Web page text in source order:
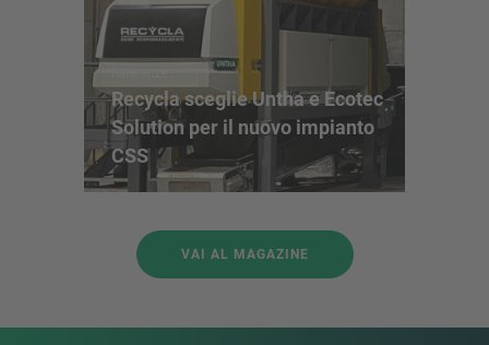
Recycla sceglie Untha e Ecotec
Solution per il nuovo impianto
CSS
VAI AL MAGAZINE